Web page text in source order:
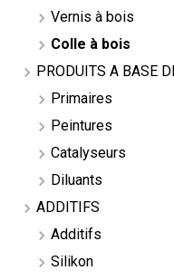
Vernis à bois
Colle à bois
PRODUITS A BASE
Primaires
Peintures
Catalyseurs
Diluants
ADDITIFS
Additifs
Silikon